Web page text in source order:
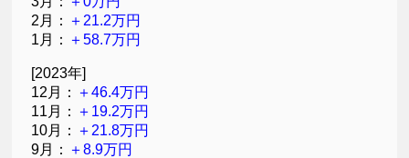
2月： ＋21.2万円
1月： ＋58.7万円
[2023年]
12月： ＋46.4万円
11月： ＋19.2万円
10月： ＋21.8万円
9月： ＋8.9万円